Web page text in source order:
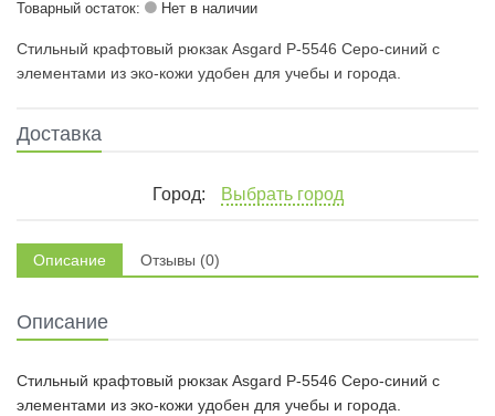
Товарный остаток: Нет в наличии
Стильный крафтовый рюкзак Asgard Р-5546 Серо-синий с
элементами из эко-кожи удобен для учебы и города.
Доставка
Город: Выбрать город
Описание Отзывы (0)
Описание
Стильный крафтовый рюкзак Asgard Р-5546 Серо-синий с
элементами из эко-кожи удобен для учебы и города.